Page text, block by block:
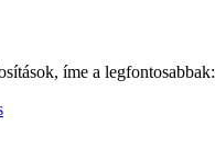
íme a legfontosabbak: